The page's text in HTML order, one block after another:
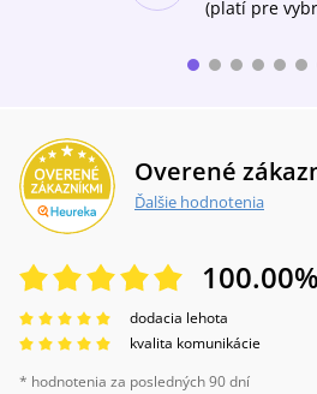
(platí pre
Overené
Ďalšie hodnotenia
100.00%
dodacia lehota
kvalita komunikácie
* hodnotenia za posledných 90 dní